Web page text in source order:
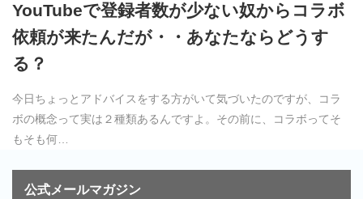
YouTubeで登録者数が少ない奴からコラボ
依頼が来たんだが・・あなたならどうす
る？
今日ちょっとアドバイスをする方がいて気づいたのですが、コラ
ボの概念って実は２種類あるんですよ。その前に、コラボってそ
もそも何…
公式メールマガジン